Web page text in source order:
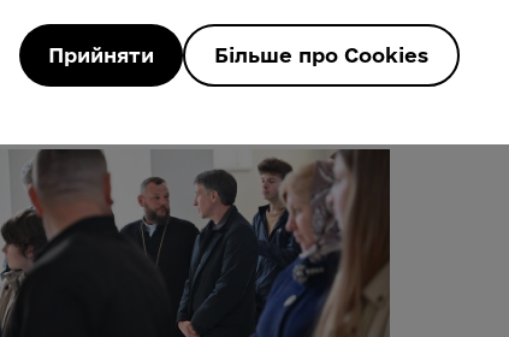
Прийняти Більше про Cookies